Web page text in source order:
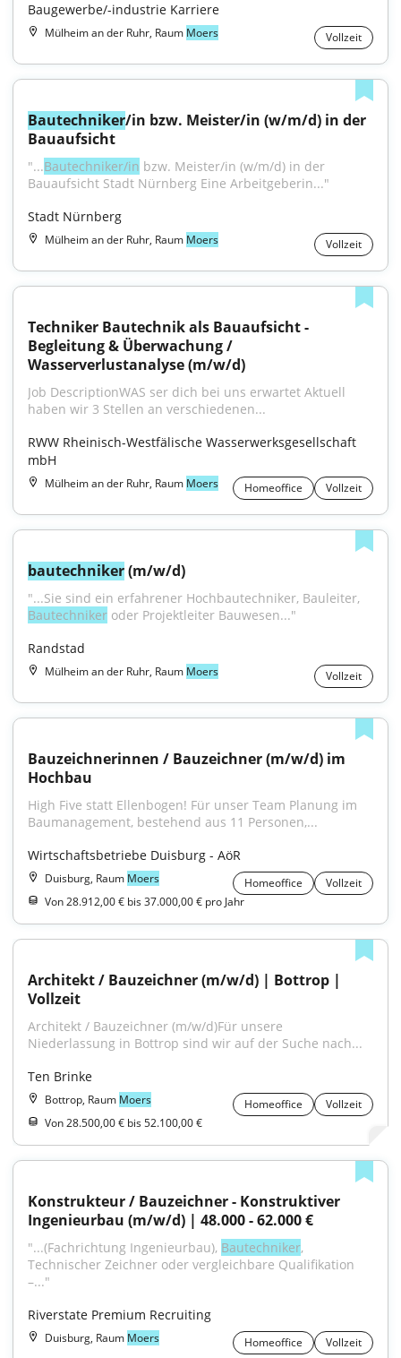
Baugewerbe/-industrie Karriere
Mülheim an der Ruhr, Raum Moers Vollzeit
Bautechniker/in bzw. Meister/in (w/m/d) in der
Bauaufsicht
"...Bautechniker/in bzw. Meister/in (w/m/d) in der
Bauaufsicht Stadt Nürnberg Eine Arbeitgeberin..."
Stadt Nürnberg
Mülheim an der Ruhr, Raum Moers Vollzeit
Techniker Bautechnik als Bauaufsicht -
Begleitung & Überwachung /
Wasserverlustanalyse (m/w/d)
Job DescriptionWAS ser dich bei uns erwartet Aktuell
haben wir 3 Stellen an verschiedenen...
RWW Rheinisch-Westfälische Wasserwerksgesellschaft
mbH
Mülheim an der Ruhr, Raum Moers Homeoffice Vollzeit
bautechniker (m/w/d)
Bautechniker oder Projektleiter Bauwesen..."
Randstad
Mülheim an der Ruhr, Raum Moers Vollzeit
Bauzeichnerinnen / Bauzeichner (m/w/d) im
Hochbau
High Five statt Ellenbogen! Für unser Team Planung im
Baumanagement, bestehend aus 11 Personen,...
Wirtschaftsbetriebe Duisburg - AöR
Duisburg, Raum Moers Homeoffice
Vollzeit
Von 28.912,00 € bis 37.000,00 € pro Jahr
Architekt / Bauzeichner (m/w/d) | Bottrop |
Vollzeit
Architekt / Bauzeichner (m/w/d)Für unsere
Niederlassung in Bottrop sind wir auf der Suche nach...
Ten Brinke
Bottrop, Raum Moers Homeoffice
Vollzeit
Von 28.500,00 € bis 52.100,00 €
Konstrukteur / Bauzeichner - Konstruktiver
Ingenieurbau (m/w/d) | 48.000 - 62.000 €
"...(Fachrichtung Ingenieurbau), Bautechniker,
Technischer Zeichner oder vergleichbare Qualifikation
–..."
Riverstate Premium Recruiting
Duisburg, Raum Moers Homeoffice Vollzeit